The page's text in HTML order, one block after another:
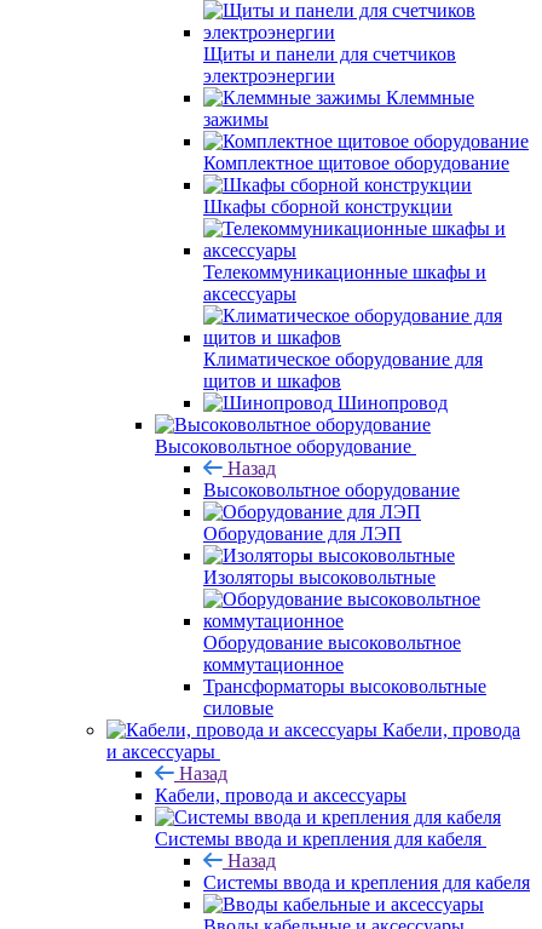
Щиты и панели для счетчиков
электроэнергии
Клеммные
зажимы
Комплектное щитовое оборудование
Шкафы сборной конструкции
Телекоммуникационные шкафы и
аксессуары
Климатическое оборудование для
щитов и шкафов
Шинопровод
Высоковольтное оборудование
Назад
Высоковольтное оборудование
Оборудование для ЛЭП
Изоляторы высоковольтные
Оборудование высоковольтное
коммутационное
Трансформаторы высоковольтные
силовые
Кабели, провода
и аксессуары
Назад
Кабели, провода и аксессуары
Системы ввода и крепления для кабеля
Назад
Системы ввода и крепления для кабеля